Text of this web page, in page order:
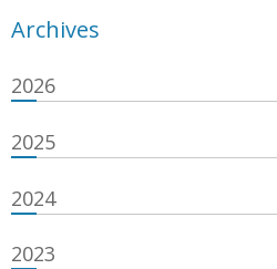
Archives
2026
2025
2024
2023